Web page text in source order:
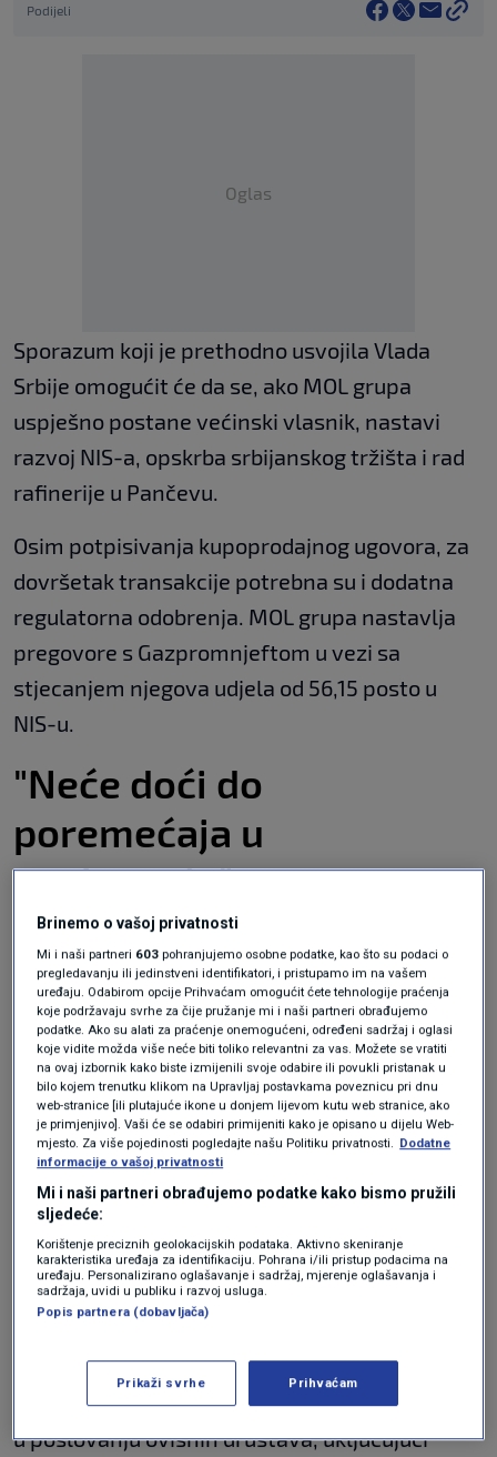
Podijeli
Oglas
Sporazum koji je prethodno usvojila Vlada
Srbije omogućit će da se, ako MOL grupa
uspješno postane većinski vlasnik, nastavi
razvoj NIS-a, opskrba srbijanskog tržišta i rad
rafinerije u Pančevu.
Osim potpisivanja kupoprodajnog ugovora, za
dovršetak transakcije potrebna su i dodatna
regulatorna odobrenja. MOL grupa nastavlja
pregovore s Gazpromnjeftom u vezi sa
stjecanjem njegova udjela od 56,15 posto u
NIS-u.
"Neće doći do
poremećaja u
poslovanju"
"Današnjim potpisivanjem Ugovora između
dioničara definirano je uređenje budućih
odnosa između države i mađarskog MOL-a, ako
oni kupe NIS od Gazpromnjefta. Ovaj ugovor
stupit će na snagu samo ako se MOL i
Gazpromnjeft dogovore oko kupoprodajnog
ugovora i ako to odobri američki Ured za
kontrolu strane imovine. Prema ovom ugovoru
koji je Vlada Srbije usvojila, kupit ćemo
dodatnih pet posto dionica u NIS-u, rafinerija
će najmanje sljedećih deset godina raditi
uvođenja američkih sankcija. Sporazum
također osigurava da neće doći do poremećaja
u poslovanju ovisnih društava, uključujući
Brinemo o vašoj privatnosti
Mi i naši partneri 603 pohranjujemo osobne podatke, kao što su podaci o
pregledavanju ili jedinstveni identifikatori, i pristupamo im na vašem
uređaju. Odabirom opcije Prihvaćam omogućit ćete tehnologije praćenja
koje podržavaju svrhe za čije pružanje mi i naši partneri obrađujemo
podatke. Ako su alati za praćenje onemogućeni, određeni sadržaj i oglasi
koje vidite možda više neće biti toliko relevantni za vas. Možete se vratiti
na ovaj izbornik kako biste izmijenili svoje odabire ili povukli pristanak u
bilo kojem trenutku klikom na Upravljaj postavkama poveznicu pri dnu
web-stranice [ili plutajuće ikone u donjem lijevom kutu web stranice, ako
je primjenjivo]. Vaši će se odabiri primijeniti kako je opisano u dijelu Web-
mjesto. Za više pojedinosti pogledajte našu Politiku privatnosti. Dodatne
informacije o vašoj privatnosti
Mi i naši partneri obrađujemo podatke kako bismo pružili
sljedeće:
Korištenje preciznih geolokacijskih podataka. Aktivno skeniranje
karakteristika uređaja za identifikaciju. Pohrana i/ili pristup podacima na
uređaju. Personalizirano oglašavanje i sadržaj, mjerenje oglašavanja i
sadržaja, uvidi u publiku i razvoj usluga.
Popis partnera (dobavljača)
Prikaži svrhe Prihvaćam